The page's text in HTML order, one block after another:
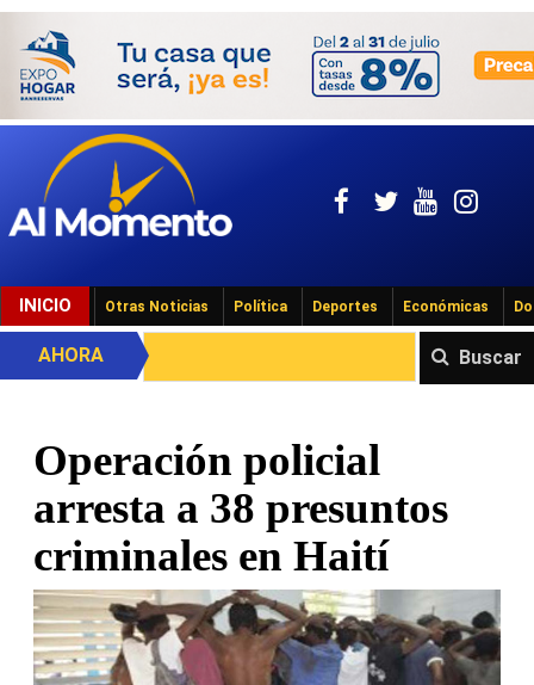
INICIO Otras Noticias Política Deportes Económicas
Buscar
AHORA
Operación policial
arresta a 38 presuntos
criminales en Haití